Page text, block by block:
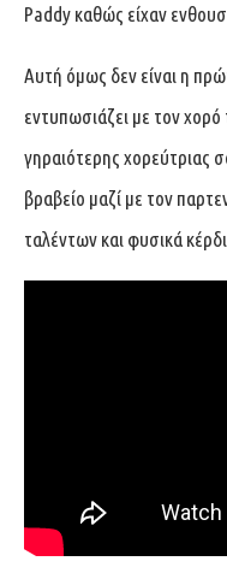
Paddy καθώς είχαν
Αυτή όμως δεν είναι η
εντυπωσιάζει με τον
γηραιότερης χορεύτριας
βραβείο μαζί με τον
ταλέντων και φυσικά